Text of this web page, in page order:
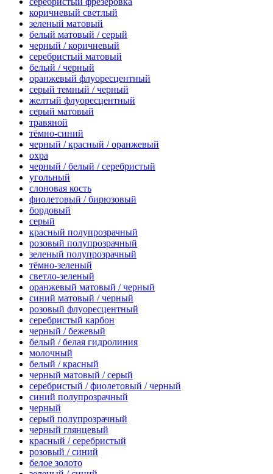
коричневый светлый
зеленый матовый
белый матовый / серый
черный / коричневый
серебристый матовый
белый / черный
оранжевый флуоресцентный
серый темный / черный
желтый флуоресцентный
серый матовый
травяной
тёмно-синий
черный / красный / оранжевый
охра
черный / белый / серебристый
угольный
слоновая кость
фиолетовый / бирюзовый
бордовый
серый
красный полупрозрачный
розовый полупрозрачный
зеленый полупрозрачный
тёмно-зеленый
светло-зеленый
оранжевый матовый / черный
синий матовый / черный
розовый флуоресцентный
серебристый карбон
черный / бежевый
белый / белая гидролиния
молочный
белый / красный
черный матовый / серый
серебристый / фиолетовый / черный
синий полупрозрачный
черный
серый полупрозрачный
черный глянцевый
красный / серебристый
розовый / синий
белое золото